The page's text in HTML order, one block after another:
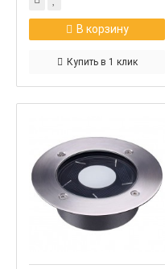
В корзину
Купить в 1 клик